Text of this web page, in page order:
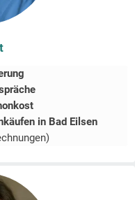
in Bad Eilsen